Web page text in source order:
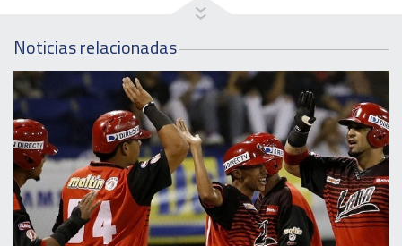
Noticias relacionadas